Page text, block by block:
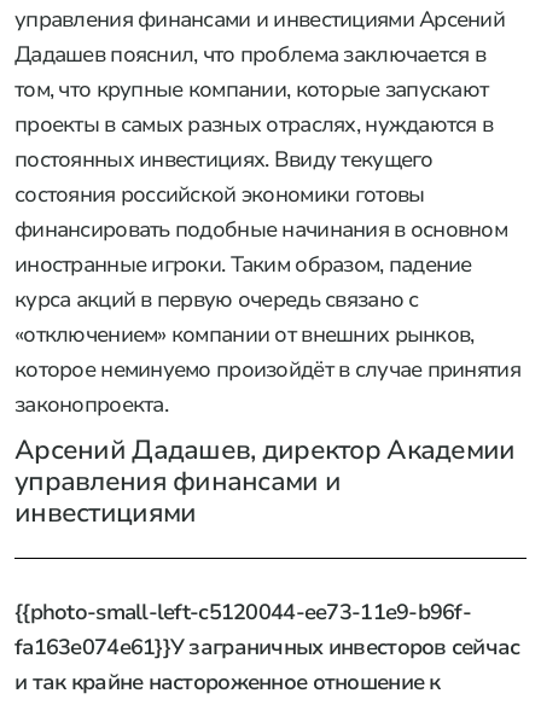
управления финансами и инвестициями Арсений
Дадашев пояснил, что проблема заключается в
том, что крупные компании, которые запускают
проекты в самых разных отраслях, нуждаются в
постоянных инвестициях. Ввиду текущего
состояния российской экономики готовы
финансировать подобные начинания в основном
иностранные игроки. Таким образом, падение
курса акций в первую очередь связано с
«отключением» компании от внешних рынков,
которое неминуемо произойдёт в случае принятия
законопроекта.
Арсений Дадашев, директор Академии
управления финансами и
инвестициями
{{photo-small-left-c5120044-ee73-11e9-b96f-
fa163e074e61}}У заграничных инвесторов сейчас
и так крайне настороженное отношение к